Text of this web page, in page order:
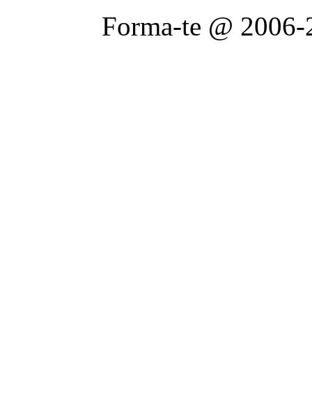
Forma-te @